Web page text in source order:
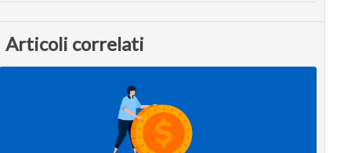
Articoli correlati